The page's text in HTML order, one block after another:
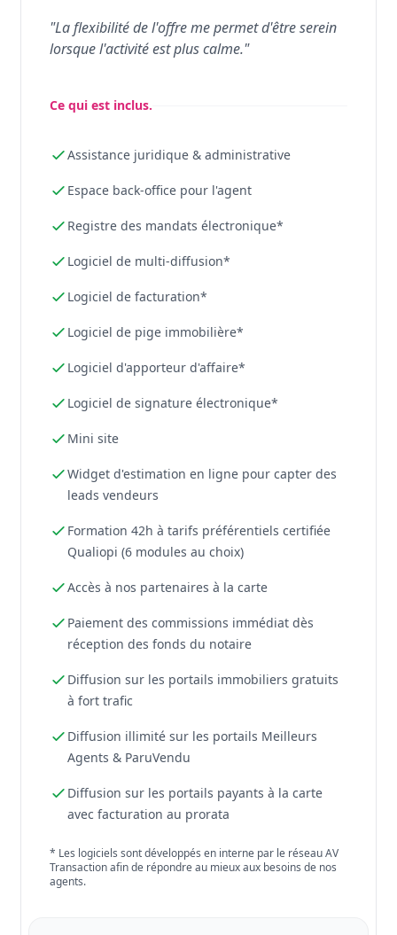
"La flexibilité de l'offre me permet d'être serein
lorsque l'activité est plus calme."
Ce qui est inclus.
Assistance juridique & administrative
Espace back-office pour l'agent
Registre des mandats électronique*
Logiciel de multi-diffusion*
Logiciel de facturation*
Logiciel de pige immobilière*
Logiciel d'apporteur d'affaire*
Logiciel de signature électronique*
Mini site
Widget d'estimation en ligne pour capter des
leads vendeurs
Formation 42h à tarifs préférentiels certifiée
Qualiopi (6 modules au choix)
Accès à nos partenaires à la carte
Paiement des commissions immédiat dès
réception des fonds du notaire
Diffusion sur les portails immobiliers gratuits
à fort trafic
Diffusion illimité sur les portails Meilleurs
Agents & ParuVendu
Diffusion sur les portails payants à la carte
avec facturation au prorata
* Les logiciels sont développés en interne par le réseau AV
Transaction afin de répondre au mieux aux besoins de nos
agents.